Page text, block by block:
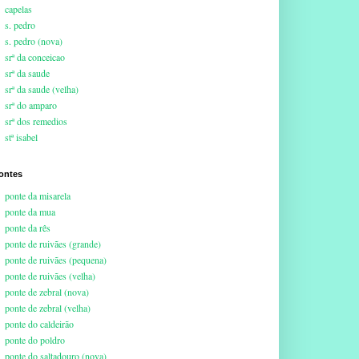
capelas
s. pedro
s. pedro (nova)
srª da conceicao
srª da saude
srª da saude (velha)
srª do amparo
srª dos remedios
stª isabel
ponte da misarela
ponte da mua
ponte da rês
ponte de ruivães (grande)
ponte de ruivães (pequena)
ponte de ruivães (velha)
ponte de zebral (nova)
ponte de zebral (velha)
ponte do caldeirão
ponte do poldro
ponte do saltadouro (nova)